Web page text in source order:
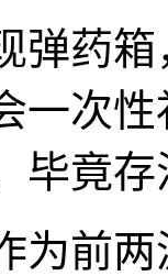
弹药
一次
毕竟
为前